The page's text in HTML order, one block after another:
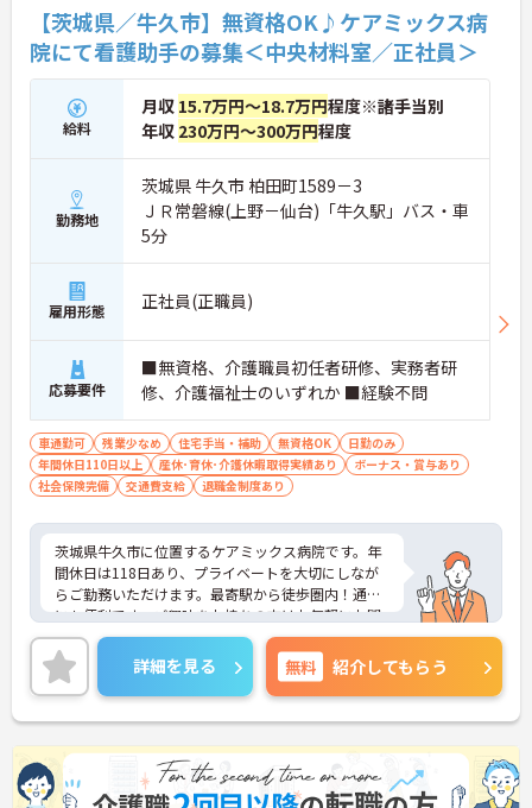
【茨城県／牛久市】無資格OK♪ケアミックス病
院にて看護助手の募集＜中央材料室／正社員＞
給料
月収 15.7万円～18.7万円程度※諸手当別
年収 230万円～300万円程度
勤務地
茨城県 牛久市 柏田町1589－3
ＪＲ常磐線(上野－仙台)「牛久駅」バス・車
5分
雇用形態 正社員(正職員)
応募要件
■無資格、介護職員初任者研修、実務者研
修、介護福祉士のいずれか ■経験不問
車通勤可 残業少なめ 住宅手当・補助 無資格OK
日勤のみ
年間休日110日以上
産休･育休･介護休暇取得実績あり
ボーナス・賞与あり
社会保険完備
交通費支給 退職金制度あり
茨城県牛久市に位置するケアミックス病院です。年
間休日は118日あり、プライベートを大切にしなが
らご勤務いただけます。最寄駅から徒歩圏内！通勤
にも便利です。ご興味をお持ちの方はお気軽にお問
い合わせください。
詳細を見る 無料 紹介してもらう